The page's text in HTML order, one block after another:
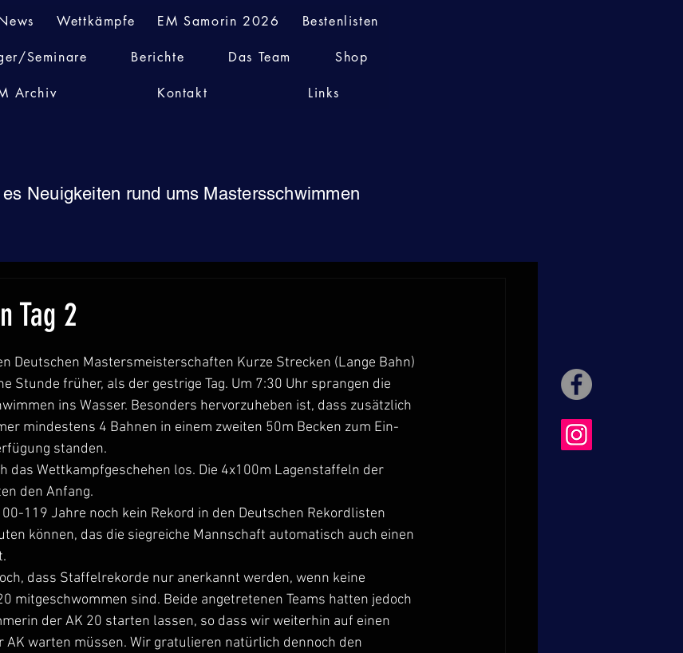
Wettkämpfe EM Samorin 2026 Bestenlisten
Seminare Berichte Das Team Shop
Archiv Kontakt Links
Neuigkeiten rund ums Mastersschwimmen
Tag 2
Deutschen Mastersmeisterschaften Kurze Strecken (Lange Bahn)
Stunde früher, als der gestrige Tag. Um 7:30 Uhr sprangen die
ins Wasser. Besonders hervorzuheben ist, dass zusätzlich
mindestens 4 Bahnen in einem zweiten 50m Becken zum Ein-
standen.
das Wettkampfgeschehen los. Die 4x100m Lagenstaffeln der
den Anfang.
119 Jahre noch kein Rekord in den Deutschen Rekordlisten
können, das die siegreiche Mannschaft automatisch auch einen
dass Staffelrekorde nur anerkannt werden, wenn keine
mitgeschwommen sind. Beide angetretenen Teams hatten jedoch
der AK 20 starten lassen, so dass wir weiterhin auf einen
AK warten müssen. Wir gratulieren natürlich dennoch den